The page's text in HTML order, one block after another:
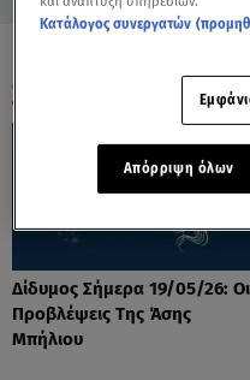
ΟΛΑ ΤΑ ΒΙΝΤΕΟ
Δίδυμος Σήμερα 19/05/26: Οι
Προβλέψεις Της Άσης
Μπήλιου
Κατάλογος συνεργατών
Απόρριψη όλων